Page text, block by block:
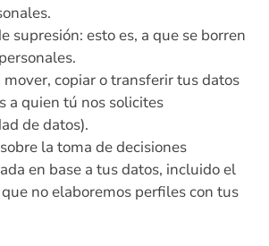
supresión: esto es, a que se borren
mover, copiar o transferir tus datos
a quien tú nos solicites
de datos).
la toma de decisiones
en base a tus datos, incluido el
no elaboremos perfiles con tus